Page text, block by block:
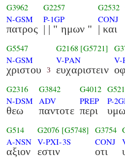
G3962
N-GSM
πατρος
G2257
P-1GP
| | " ημων "
G2532
CONJ
| και
G5547
N-GSM
χριστου 3
G2168 [G5721]
V-PAN
ευχαριστειν
V-
G2316
N-DSM
θεω
G3842
ADV
παντοτε
G4012
PREP
περι
P-
G514
A-NSN
αξιον
G2076 [G5748]
V-PXI-3S
εστιν
G3754
CONJ
οτι